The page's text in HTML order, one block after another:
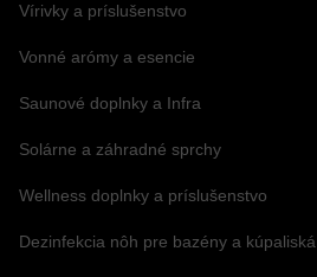
Vírivky a príslušenstvo
Vonné arómy a esencie
Saunové doplnky a Infra
Solárne a záhradné sprchy
Wellness doplnky a príslušenstvo
Dezinfekcia nôh pre bazény a kúpaliská